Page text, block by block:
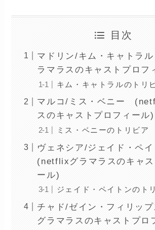
目次
マドリン/キム・キャトラ
ラマラスのキャストプロフ
キム・キャトラルのトリ
マルコ/ミス・ベニー
スのキャストプロフィール)
ミス・ベニーのトリビア
ヴェネシア/ジェイド・ペ
(netflixグラマラスのキャス
ール)
ジェイド・ペイトンのト
チャド/ゼイン・フィリッ
グラマラスのキャストプロ